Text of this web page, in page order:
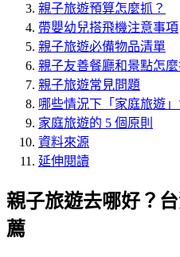
親子旅遊預算怎麼抓？
帶嬰幼兒搭飛機注意事項
親子旅遊必備物品清單
親子友善餐廳和景點怎麼
親子旅遊常見問題
哪些情況下「家庭旅遊
家庭旅遊的 5 個原則
資料來源
延伸閱讀
親子旅遊去哪好？
薦